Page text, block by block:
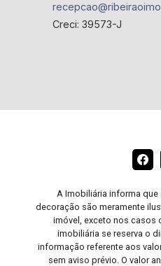
Creci: 39573-J
A Imobiliária informa
decoração são meramente
imóvel, exceto nos casos
imobiliária se reserva o
informação referente aos
sem aviso prévio. O valor